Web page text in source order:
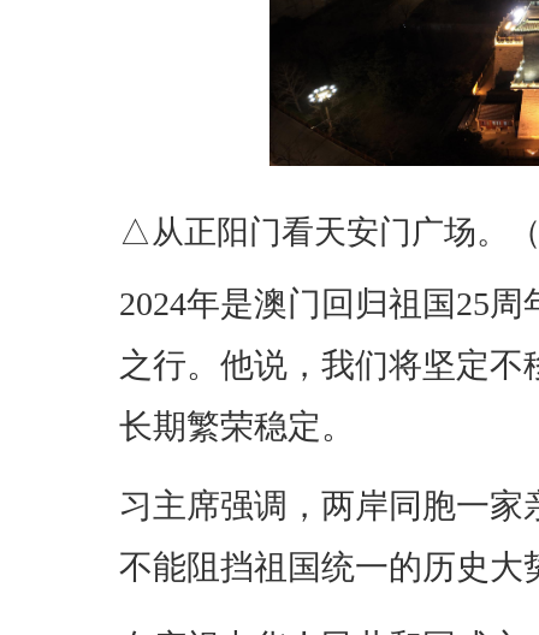
△从正阳门看天安门广场。
2024年是澳门回归祖国25
之行。他说，我们将坚定不
长期繁荣稳定。
习主席强调，两岸同胞一
不能阻挡祖国统一的历史大